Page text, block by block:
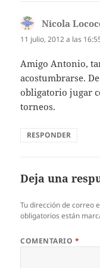
Nicola
11 julio, 2012 a las
Amigo Antonio,
acostumbrarse.
obligatorio jugar
torneos.
RESPONDER
Deja una
Tu dirección de correo
obligatorios están
COMENTARIO *